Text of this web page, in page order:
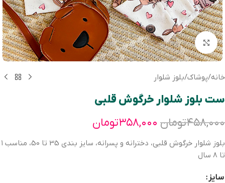
بزرگنمایی تصویر
خانه/پوشاک/بلوز شلوار
ست بلوز شلوار خرگوش قلبی
۴۵۸,۰۰۰تومان ۳۵۸,۰۰۰تومان
بلوز شلوار خرگوش قلبی، دخترانه و پسرانه، سايز بندی 35 تا 50، مناسب ١
تا ٨ سال
سایز